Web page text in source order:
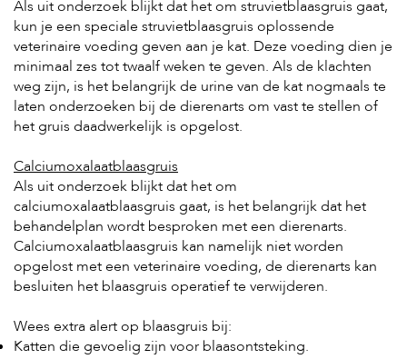
Als uit onderzoek blijkt dat het om struvietblaasgruis gaat,
kun je een speciale struvietblaasgruis oplossende
veterinaire voeding geven aan je kat. Deze voeding dien je
minimaal zes tot twaalf weken te geven. Als de klachten
weg zijn, is het belangrijk de urine van de kat nogmaals te
laten onderzoeken bij de dierenarts om vast te stellen of
het gruis daadwerkelijk is opgelost.
Calciumoxalaatblaasgruis
Als uit onderzoek blijkt dat het om
calciumoxalaatblaasgruis gaat, is het belangrijk dat het
behandelplan wordt besproken met een dierenarts.
Calciumoxalaatblaasgruis kan namelijk niet worden
opgelost met een veterinaire voeding, de dierenarts kan
besluiten het blaasgruis operatief te verwijderen.
Wees extra alert op blaasgruis bij:
Katten die gevoelig zijn voor blaasontsteking.